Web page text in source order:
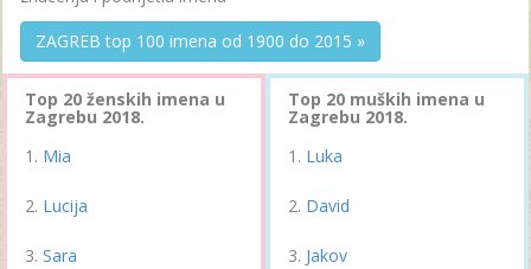
ZAGREB top 100 imena od 1900 do 2015 »
Top 20 ženskih imena u
Zagrebu 2018.
Mia
Lucija
Sara
Top 20 muških imena u
Zagrebu 2018.
Luka
David
Jakov